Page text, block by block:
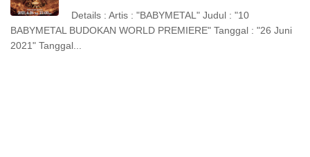
Details : Artis : "BABYMETAL" Judul : "10
BABYMETAL BUDOKAN WORLD PREMIERE" Tanggal : "26 Juni
2021" Tanggal...